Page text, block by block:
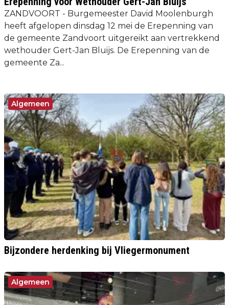
ZANDVOORT - Burgemeester David Moolenburgh
heeft afgelopen dinsdag 12 mei de Erepenning van
de gemeente Zandvoort uitgereikt aan vertrekkend
wethouder Gert-Jan Bluijs. De Erepenning van de
gemeente Za...
Algemeen
Bijzondere herdenking bij Vliegermonument
Algemeen